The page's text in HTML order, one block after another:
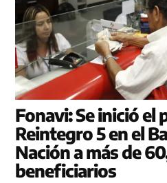
Fonavi: Se inició el
Reintegro 5 en el
Nación a más de
beneficiarios